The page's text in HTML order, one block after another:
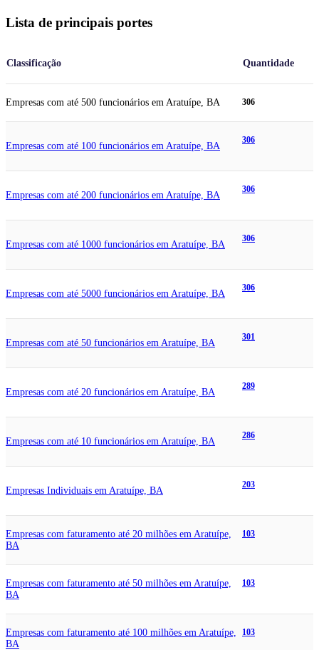
Lista de principais portes
Classificação Quantidade
Empresas com até 500 funcionários em Aratuípe, BA 306
Empresas com até 100 funcionários em Aratuípe, BA
306
Empresas com até 200 funcionários em Aratuípe, BA
306
Empresas com até 1000 funcionários em Aratuípe, BA
306
Empresas com até 5000 funcionários em Aratuípe, BA
306
Empresas com até 50 funcionários em Aratuípe, BA
301
Empresas com até 20 funcionários em Aratuípe, BA
289
Empresas com até 10 funcionários em Aratuípe, BA
286
Empresas Individuais em Aratuípe, BA
203
Empresas com faturamento até 20 milhões em Aratuípe,
BA
103
Empresas com faturamento até 50 milhões em Aratuípe,
BA
103
Empresas com faturamento até 100 milhões em Aratuípe,
BA
103